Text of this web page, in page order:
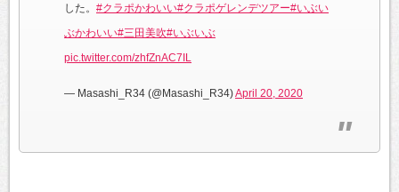
した。 #クラポかわいい#クラポゲレンデツアー#いぶい
ぶかわいい#三田美吹#いぶいぶ
pic.twitter.com/zhfZnAC7IL
— Masashi_R34 (@Masashi_R34)April 20, 2020